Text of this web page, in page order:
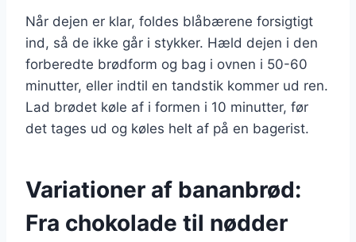
Når dejen er klar, foldes blåbærene forsigtigt
ind, så de ikke går i stykker. Hæld dejen i den
forberedte brødform og bag i ovnen i 50-60
minutter, eller indtil en tandstik kommer ud ren.
Lad brødet køle af i formen i 10 minutter, før
det tages ud og køles helt af på en bagerist.
Variationer af bananbrød:
Fra chokolade til nødder